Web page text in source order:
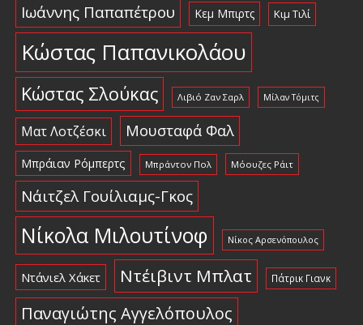
Ιωάννης Παπαπέτρου Κεμ Μπιρτς Κιμ Τιλί
Κώστας Παπανικολάου
Κώστας Σλούκας Λιβιό Ζαν Σαρλ Μίλαν Τόμιτς
Ματ Λοτζέσκι Μουσταφά Φαλ
Μπράιαν Ρόμπερτς Μπράντον Πολ Μόουζες Ράιτ
Νάιτζελ Γουίλιαμς-Γκος
Νίκολα Μιλουτίνοφ Νίκος Αρσενόπουλος
Ντάνιελ Χάκετ Ντέιβιντ Μπλατ Πάτρικ Γιανκ
Παναγιώτης Αγγελόπουλος